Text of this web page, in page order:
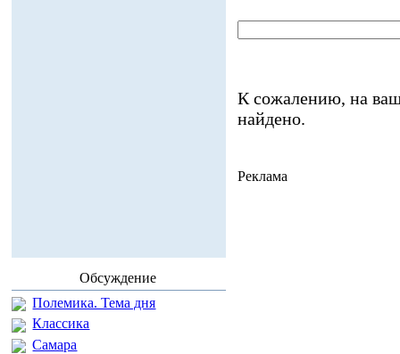
Обсуждение
Полемика. Тема дня
Классика
Самара
К сожалению, на
найдено.
Реклама